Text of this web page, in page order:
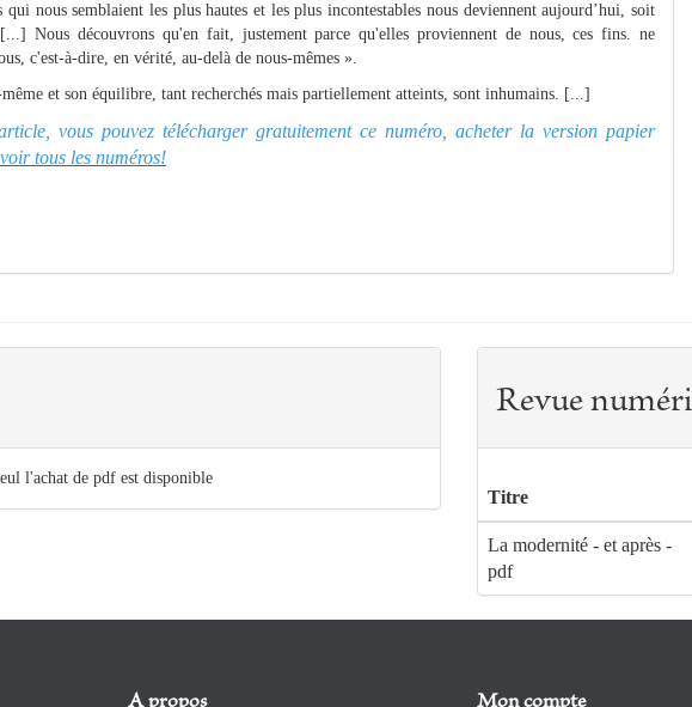
nous semblaient les plus hautes et les plus incontestables nous deviennent aujourd’hui, soit
Nous découvrons qu'en fait, justement parce qu'elles proviennent de nous, ces fins. ne
c'est-à-dire, en vérité, au-delà de nous-mêmes ».
et son équilibre, tant recherchés mais partiellement atteints, sont inhumains. [...]
vous pouvez télécharger gratuitement ce numéro, acheter la version papier
tous les numéros!
l'achat de pdf est disponible
Revue
Titre
La modernité - et après -
pdf
A propos Mon compte